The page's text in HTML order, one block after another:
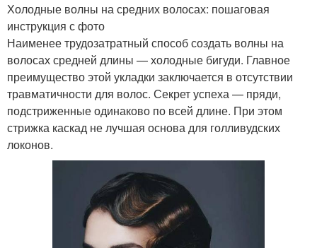
Холодные волны на средних волосах: пошаговая
инструкция с фото
Наименее трудозатратный способ создать волны на
волосах средней длины — холодные бигуди. Главное
преимущество этой укладки заключается в отсутствии
травматичности для волос. Секрет успеха — пряди,
подстриженные одинаково по всей длине. При этом
стрижка каскад не лучшая основа для голливудских
локонов.